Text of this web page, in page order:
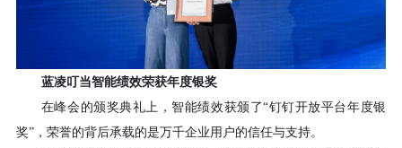
蓝凌叮当智能绩效荣获年度银奖
在峰会的颁奖典礼上，智能绩效获颁了“钉钉开放平台年度银
奖”，荣誉的背后承载的是万千企业用户的信任与支持。